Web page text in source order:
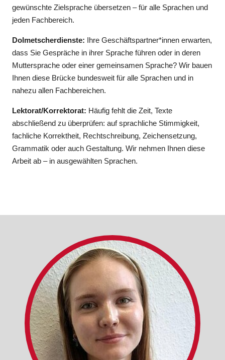
gewünschte Zielsprache übersetzen – für alle Sprachen und
jeden Fachbereich.
Dolmetscherdienste: Ihre Geschäftspartner*innen erwarten,
dass Sie Gespräche in ihrer Sprache führen oder in deren
Muttersprache oder einer gemeinsamen Sprache? Wir bauen
Ihnen diese Brücke bundesweit für alle Sprachen und in
nahezu allen Fachbereichen.
Lektorat/Korrektorat: Häufig fehlt die Zeit, Texte
abschließend zu überprüfen: auf sprachliche Stimmigkeit,
fachliche Korrektheit, Rechtschreibung, Zeichensetzung,
Grammatik oder auch Gestaltung. Wir nehmen Ihnen diese
Arbeit ab – in ausgewählten Sprachen.